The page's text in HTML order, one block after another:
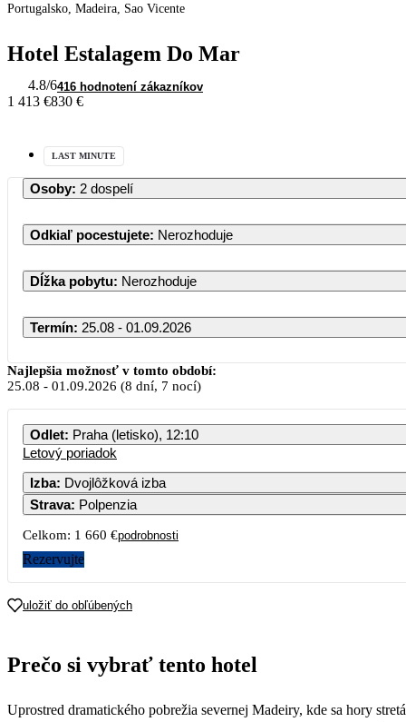
Portugalsko, Madeira, Sao Vicente
Hotel Estalagem Do Mar
4.8/6416 hodnotení zákazníkov
1 413 €830 €
LAST MINUTE
Osoby: 2 dospelí
Odkiaľ pocestujete: Nerozhoduje
Dĺžka pobytu: Nerozhoduje
Termín: 25.08 - 01.09.2026
PO
Najlepšia možnosť v tomto období:
25.08 - 01.09.2026 (8 dní, 7 nocí)
Odlet: Praha (letisko), 12:10
Letový poriadok
Izba: Dvojlôžková izba
Strava: Polpenzia
Celkom: 1 660 €podrobnosti
Rezervujte
uložiť do obľúbených
Prečo si vybrať tento hotel
Uprostred dramatického pobrežia severnej Madeiry, kde sa hory